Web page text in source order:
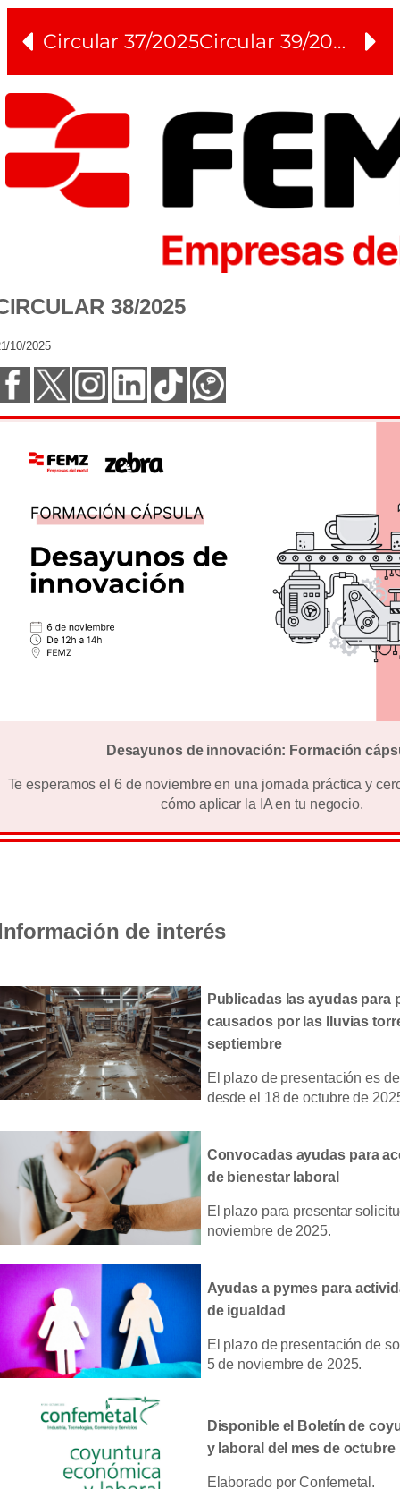
Circular 37/2025 Circular 39/2025
38/2025
10/2025
Desayunos de innovación: Formación
Te esperamos el 6 de noviembre en una jornada práctica y
cómo aplicar la IA en tu negocio.
de interés
Publicadas las ayudas para
causados por las lluvias
septiembre
El plazo de presentación es
desde el 18 de octubre de
Convocadas ayudas para
de bienestar laboral
El plazo para presentar
noviembre de 2025.
Ayudas a pymes para
de igualdad
El plazo de presentación de
5 de noviembre de 2025.
Disponible el Boletín de
y laboral del mes de octubre
Elaborado por Confemetal.